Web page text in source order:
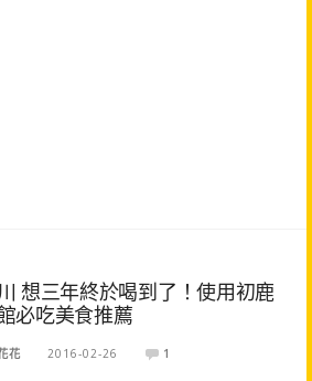
想三年終於喝到了！使用初鹿
必吃美食推薦
花 2016-02-26 1